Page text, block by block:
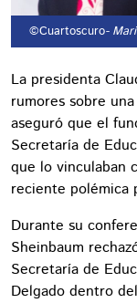
©Cuartoscuro-
La presidenta
rumores sobre
aseguró que el
Secretaría de
que lo vinculaban
reciente polémica
Durante su
Sheinbaum
Secretaría de
Delgado dentro